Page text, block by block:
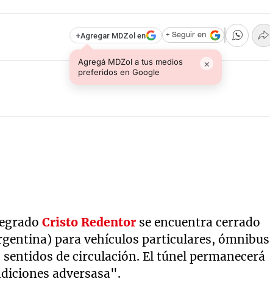
+Agregar MDZol en
Agregá MDZol a tus medios
preferidos en Google
×
+ Seguir en
Cristo Redentor se encuentra cerrado
para vehículos particulares, ómnibus
de circulación. El túnel permanecerá
adversasa".